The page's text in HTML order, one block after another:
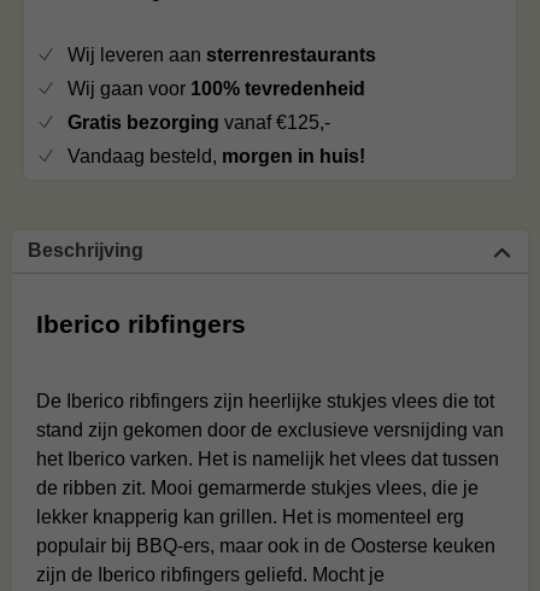
Wij leveren aan sterrenrestaurants
Wij gaan voor 100% tevredenheid
Gratis bezorging vanaf €125,-
Vandaag besteld, morgen in huis!
Beschrijving
Iberico ribfingers
De Iberico ribfingers zijn heerlijke stukjes vlees die tot
stand zijn gekomen door de exclusieve versnijding van
het Iberico varken. Het is namelijk het vlees dat tussen
de ribben zit. Mooi gemarmerde stukjes vlees, die je
lekker knapperig kan grillen. Het is momenteel erg
populair bij BBQ-ers, maar ook in de Oosterse keuken
zijn de Iberico ribfingers geliefd. Mocht je